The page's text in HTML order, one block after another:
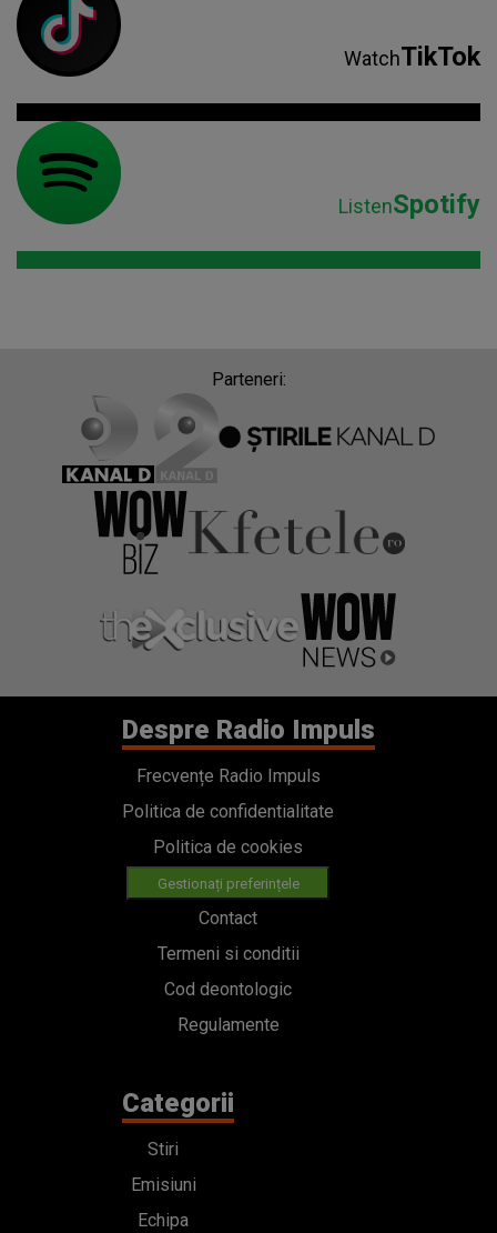
WatchTikTok
ListenSpotify
Parteneri:
Despre Radio Impuls
Frecvențe Radio Impuls
Politica de confidentialitate
Politica de cookies
Gestionați preferințele
Contact
Termeni si conditii
Cod deontologic
Regulamente
Categorii
Stiri
Emisiuni
Echipa